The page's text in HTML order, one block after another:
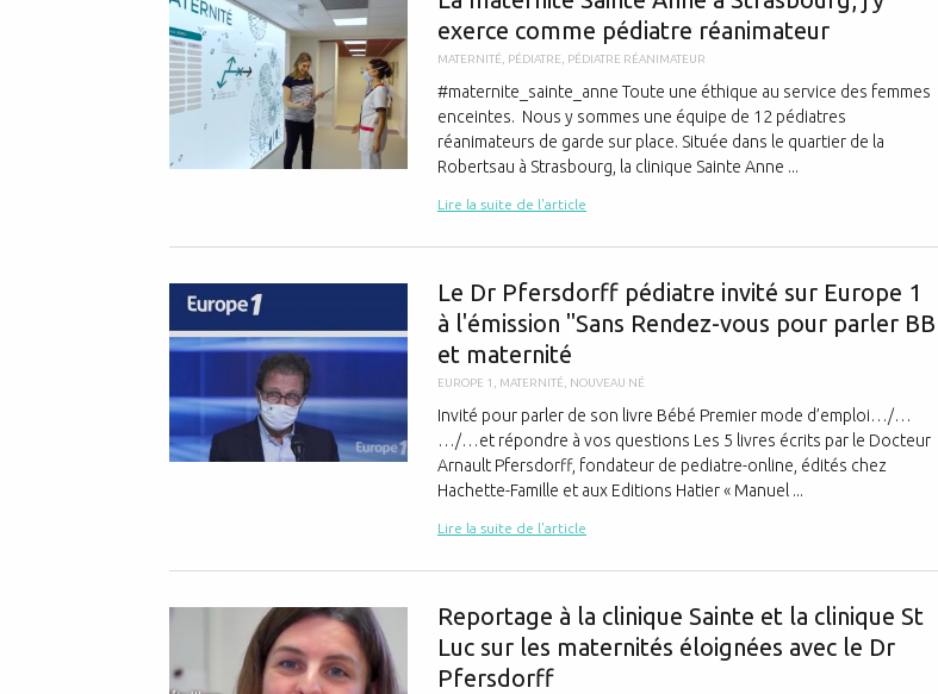
exerce comme pédiatre réanimateur
MATERNITÉ, PÉDIATRE, PÉDIATRE RÉANIMATEUR
#maternite_sainte_anne Toute une éthique au service des femmes
enceintes. Nous y sommes une équipe de 12 pédiatres
réanimateurs de garde sur place. Située dans le quartier de la
Robertsau à Strasbourg, la clinique Sainte Anne ...
Lire la suite de l'article
Le Dr Pfersdorff pédiatre invité sur Europe 1
à l'émission "Sans Rendez-vous pour parler BB
et maternité
EUROPE 1 , MATERNITÉ, NOUVEAU NÉ
Invité pour parler de son livre Bébé Premier mode d’emploi…/…
…/…et répondre à vos questions Les 5 livres écrits par le Docteur
Arnault Pfersdorff, fondateur de pediatre-online, édités chez
Hachette-Famille et aux Editions Hatier « Manuel ...
Lire la suite de l'article
Reportage à la clinique Sainte et la clinique St
Luc sur les maternités éloignées avec le Dr
Pfersdorff